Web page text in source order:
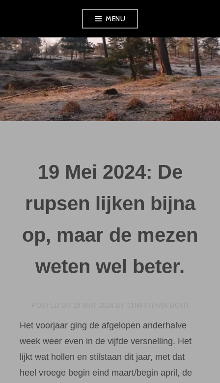
content
MENU
19 Mei 2024: De
rupsen lijken bijna
op, maar de mezen
weten wel beter.
Het voorjaar ging de afgelopen anderhalve
week weer even in de vijfde versnelling. Het
lijkt wat hollen en stilstaan dit jaar, met dat
heel vroege begin eind maart/begin april, de